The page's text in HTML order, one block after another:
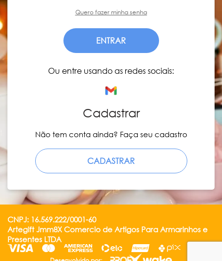
Quero fazer minha senha
ENTRAR
Ou entre usando as redes sociais:
Cadastrar
Não tem conta ainda? Faça seu cadastro
CADASTRAR
CNPJ: 16.569.222/0001-60
Artegift Jmm8X Comercio de Artigos Para Armarinhos e
Presentes LTDA